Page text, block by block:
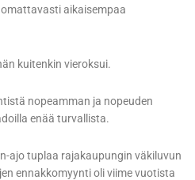
aikaisempaa
kuitenkin vieroksui.
nopeamman ja nopeuden
enää turvallista.
ajo tuplaa rajakaupungin väkiluvun
ennakkomyynti oli viime vuotista